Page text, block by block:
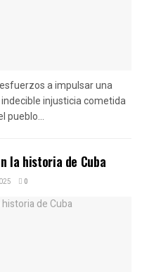
a impulsar una
injusticia cometida
la historia de Cuba
0